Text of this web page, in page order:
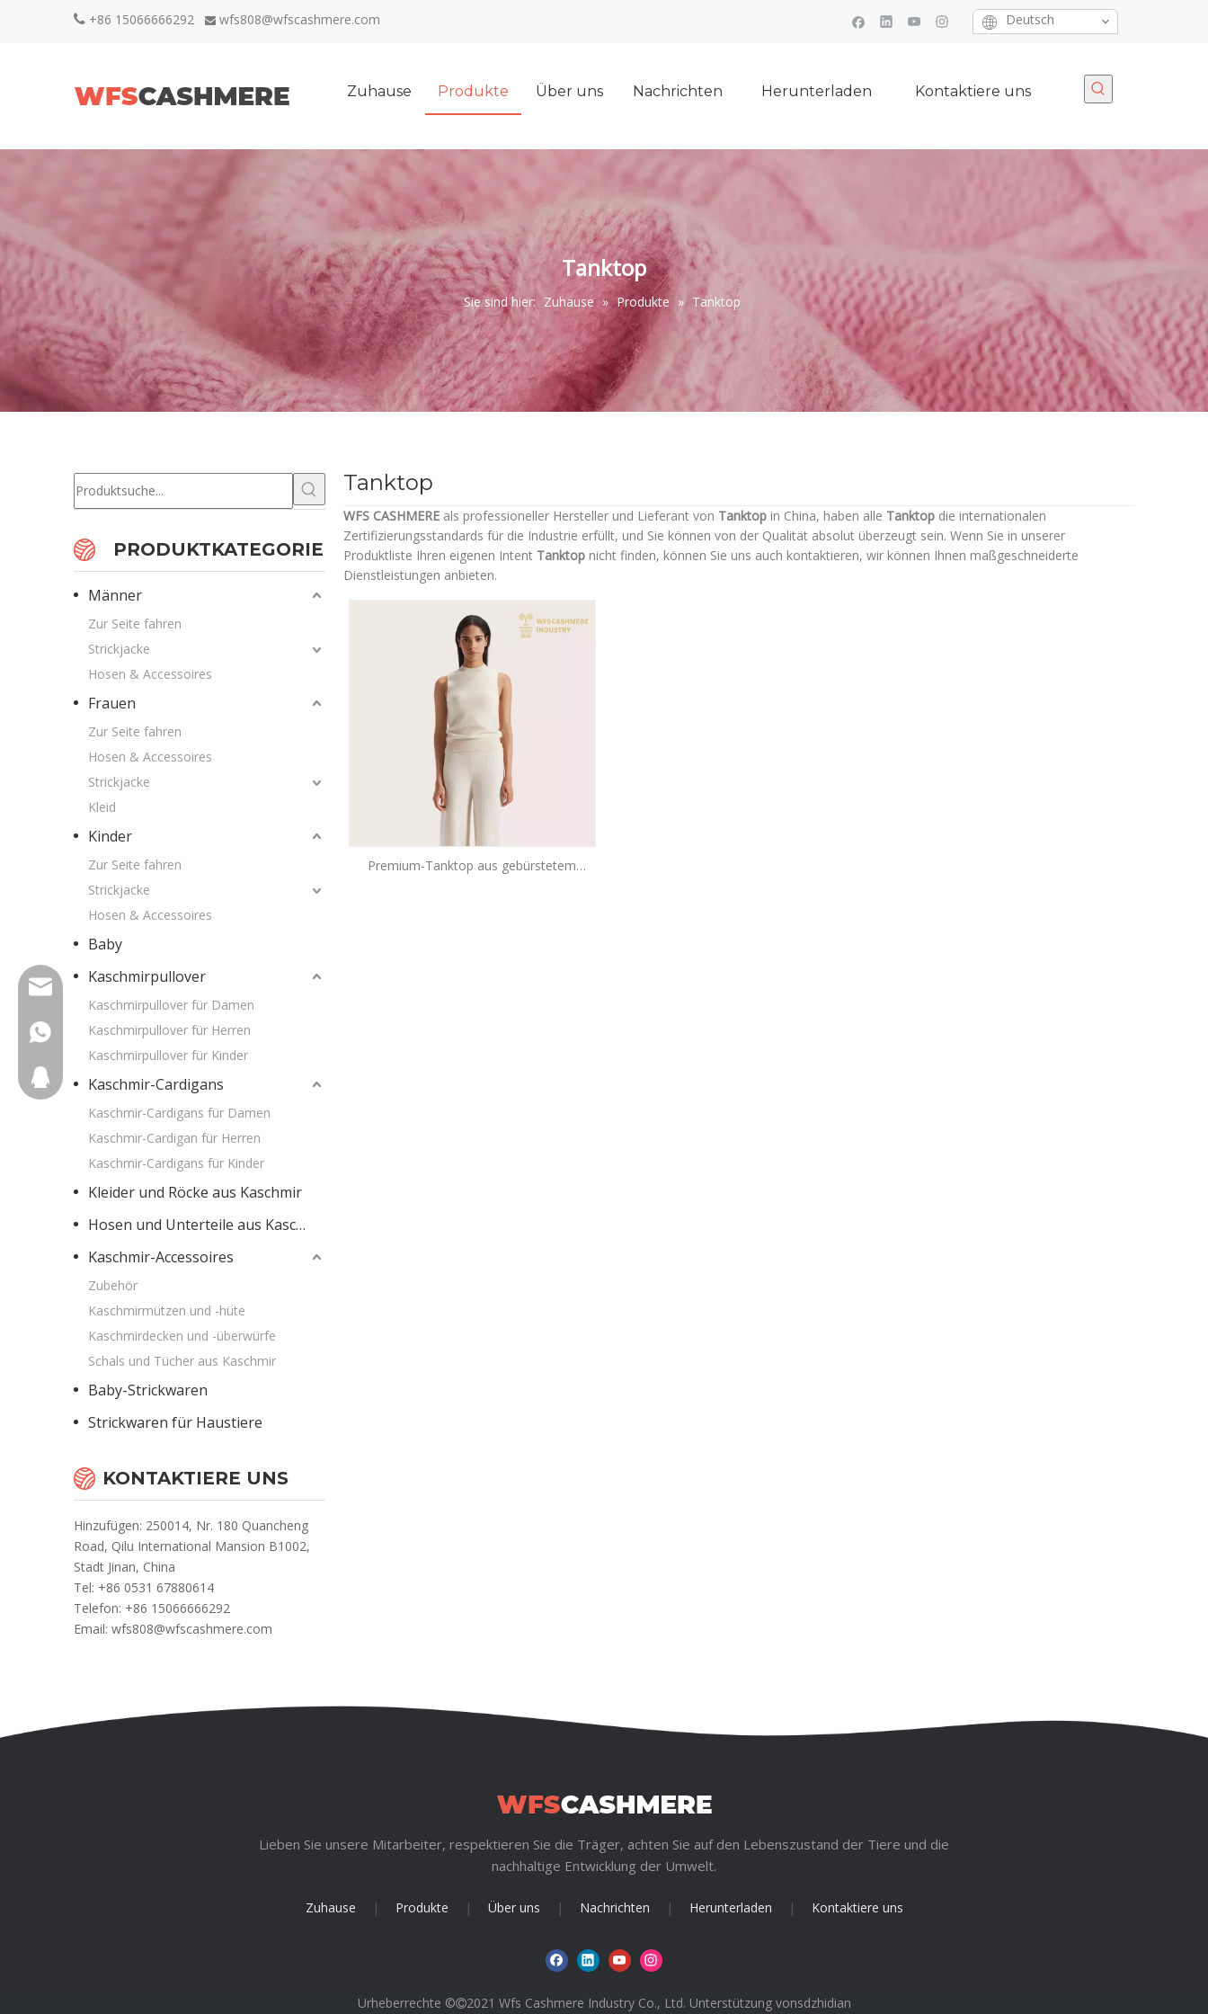
 +86 15066666292  wfs808@wfscashmere.com Deutsch
Zuhause Produkte Über uns Nachrichten Herunterladen Kontaktiere uns
Tanktop
Sie sind hier: Zuhause » Produkte » Tanktop
PRODUKTKATEGORIE
Männer
Zur Seite fahren
Strickjacke
Hosen & Accessoires
Frauen
Zur Seite fahren
Hosen & Accessoires
Strickjacke
Kleid
Kinder
Zur Seite fahren
Strickjacke
Hosen & Accessoires
Baby
Kaschmirpullover
Kaschmirpullover für Damen
Kaschmirpullover für Herren
Kaschmirpullover für Kinder
Kaschmir-Cardigans
Kaschmir-Cardigans für Damen
Kaschmir-Cardigan für Herren
Kaschmir-Cardigans für Kinder
Kleider und Röcke aus Kaschmir
Hosen und Unterteile aus Kaschmir
Kaschmir-Accessoires
Zubehör
Kaschmirmützen und -hüte
Kaschmirdecken und -überwürfe
Schals und Tücher aus Kaschmir
Baby-Strickwaren
Strickwaren für Haustiere
KONTAKTIERE UNS
Hinzufügen: 250014, Nr. 180 Quancheng
Road, Qilu International Mansion B1002,
Stadt Jinan, China
Tel: +86 0531 67880614
Telefon: +86 15066666292
Email: wfs808@wfscashmere.com
Tanktop
WFS CASHMERE als professioneller Hersteller und Lieferant von Tanktop in China, haben alle Tanktop die internationalen
Zertifizierungsstandards für die Industrie erfüllt, und Sie können von der Qualität absolut überzeugt sein. Wenn Sie in unserer
Produktliste Ihren eigenen Intent Tanktop nicht finden, können Sie uns auch kontaktieren, wir können Ihnen maßgeschneiderte
Dienstleistungen anbieten.
Premium-Tanktop aus gebürstetem
Lieben Sie unsere Mitarbeiter, respektieren Sie die Träger, achten Sie auf den Lebenszustand der Tiere und die
nachhaltige Entwicklung der Umwelt.
Zuhause | Produkte | Über uns | Nachrichten | Herunterladen | Kontaktiere uns
Urheberrechte ©2021 Wfs Cashmere Industry Co., Ltd. Unterstützung vonsdzhidian
wfs808@wfscashmere.com
+8615066666292
2917611817